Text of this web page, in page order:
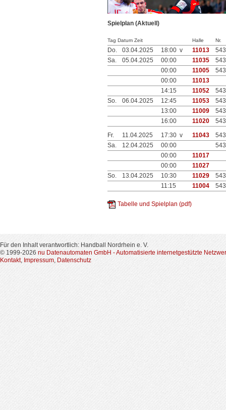
Spielplan (Aktuell)
Tag Datum Zeit Halle Nr.
Do. 03.04.2025 18:00 v 11013
Sa.
05.04.2025 00:00 11035
00:00
11005
00:00
11013
14:15
11052
So.
06.04.2025 12:45 11053
13:00
11009
16:00
11020
Fr.
11.04.2025 17:30 v 11043
Sa.
12.04.2025 00:00
00:00
11017
00:00
11027
So.
13.04.2025 10:30 11029
11:15
11004
Tabelle und Spielplan (pdf)
Für den Inhalt verantwortlich: Handball Nordrhein e. V.
© 1999-2026 nu Datenautomaten GmbH - Automatisierte internetgestützte
Kontakt, Impressum, Datenschutz